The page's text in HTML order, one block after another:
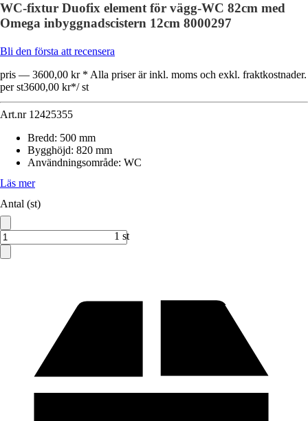
WC-fixtur Duofix element för vägg-WC 82cm med
Omega inbyggnadscistern 12cm 8000297
Bli den första att recensera
pris — 3600,00 kr * Alla priser är inkl. moms och exkl. fraktkostnader.
per st3600,00 kr*/ st
Art.nr 12425355
Bredd: 500 mm
Bygghöjd: 820 mm
Användningsområde: WC
Läs mer
Antal (st)
1 st